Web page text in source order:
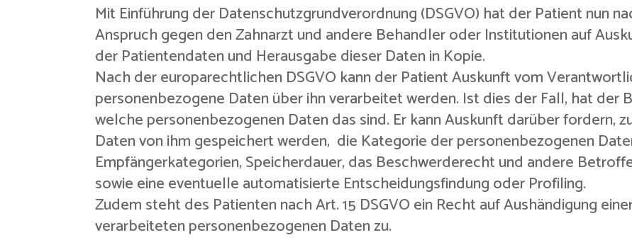
Mit Einführung der Datenschutzgrundverordnung (DSGVO) hat der Patient nun
Anspruch gegen den Zahnarzt und andere Behandler oder Institutionen auf
der Patientendaten und Herausgabe dieser Daten in Kopie.
Nach der europarechtlichen DSGVO kann der Patient Auskunft vom
personenbezogene Daten über ihn verarbeitet werden. Ist dies der Fall, hat der
welche personenbezogenen Daten das sind. Er kann Auskunft darüber fordern,
Daten von ihm gespeichert werden, die Kategorie der personenbezogenen
Empfängerkategorien, Speicherdauer, das Beschwerderecht und andere
sowie eine eventuelle automatisierte Entscheidungsfindung oder Profiling.
Zudem steht des Patienten nach Art. 15 DSGVO ein Recht auf Aushändigung
verarbeiteten personenbezogenen Daten zu.